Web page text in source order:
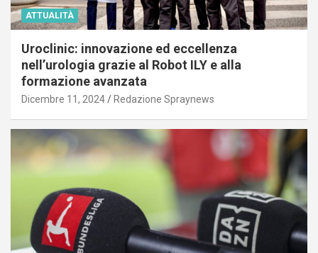
ATTUALITÀ
Uroclinic: innovazione ed eccellenza
nell’urologia grazie al Robot ILY e alla
formazione avanzata
Dicembre 11, 2024 Redazione Spraynews